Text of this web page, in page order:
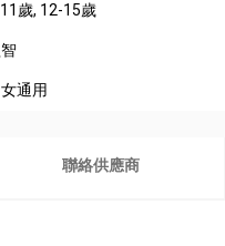
歲, 12-15歲
通用
聯絡供應商